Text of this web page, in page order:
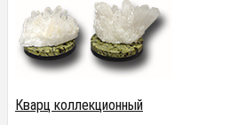
Кварц коллекционный